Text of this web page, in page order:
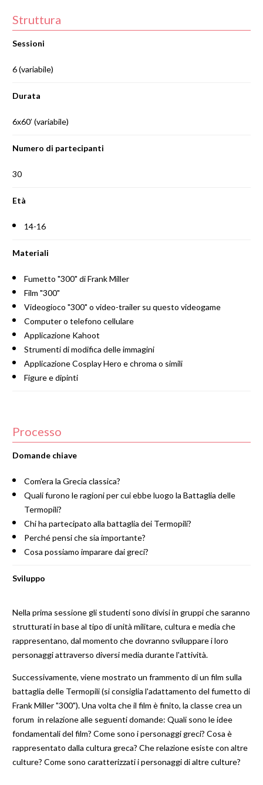
Struttura
Sessioni
6 (variabile)
Durata
6x60’ (variabile)
Numero di partecipanti
30
Età
14-16
Materiali
Fumetto "300" di Frank Miller
Film "300"
Videogioco "300" o video-trailer su questo videogame
Computer o telefono cellulare
Applicazione Kahoot
Strumenti di modifica delle immagini
Applicazione Cosplay Hero e chroma o simili
Figure e dipinti
Processo
Domande chiave
Com'era la Grecia classica?
Quali furono le ragioni per cui ebbe luogo la Battaglia delle
Termopili?
Chi ha partecipato alla battaglia dei Termopili?
Perché pensi che sia importante?
Cosa possiamo imparare dai greci?
Sviluppo
Nella prima sessione gli studenti sono divisi in gruppi che saranno
strutturati in base al tipo di unità militare, cultura e media che
rappresentano, dal momento che dovranno sviluppare i loro
personaggi attraverso diversi media durante l'attività.
Successivamente, viene mostrato un frammento di un film sulla
battaglia delle Termopili (si consiglia l'adattamento del fumetto di
Frank Miller "300"). Una volta che il film è finito, la classe crea un
forum in relazione alle seguenti domande: Quali sono le idee
fondamentali del film? Come sono i personaggi greci? Cosa è
rappresentato dalla cultura greca? Che relazione esiste con altre
culture? Come sono caratterizzati i personaggi di altre culture?